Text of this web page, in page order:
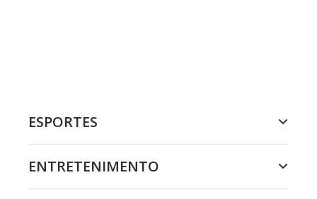
ESPORTES
ENTRETENIMENTO